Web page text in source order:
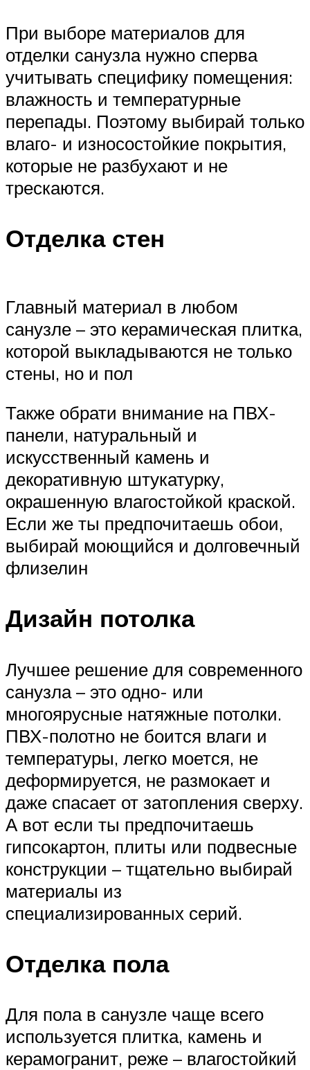
При выборе материалов для
отделки санузла нужно сперва
учитывать специфику помещения:
влажность и температурные
перепады. Поэтому выбирай только
влаго- и износостойкие покрытия,
которые не разбухают и не
трескаются.
Отделка стен
Главный материал в любом
санузле – это керамическая плитка,
которой выкладываются не только
стены, но и пол
Также обрати внимание на ПВХ-
панели, натуральный и
искусственный камень и
декоративную штукатурку,
окрашенную влагостойкой краской.
Если же ты предпочитаешь обои,
выбирай моющийся и долговечный
флизелин
Дизайн потолка
Лучшее решение для современного
санузла – это одно- или
многоярусные натяжные потолки.
ПВХ-полотно не боится влаги и
температуры, легко моется, не
деформируется, не размокает и
даже спасает от затопления сверху.
А вот если ты предпочитаешь
гипсокартон, плиты или подвесные
конструкции – тщательно выбирай
материалы из
специализированных серий.
Отделка пола
Для пола в санузле чаще всего
используется плитка, камень и
керамогранит, реже – влагостойкий